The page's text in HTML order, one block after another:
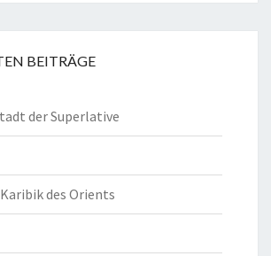
BEITRÄGE
der Superlative
des Orients